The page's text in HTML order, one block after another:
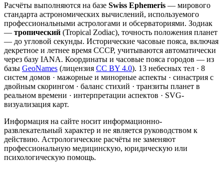
Расчёты выполняются на базе Swiss Ephemeris — мирового
стандарта астрономических вычислений, используемого
профессиональными астрологами и обсерваториями. Зодиак
— тропический (Tropical Zodiac), точность положения планет
— до угловой секунды. Исторические часовые пояса, включая
декретное и летнее время СССР, учитываются автоматически
через базу IANA. Координаты и часовые пояса городов — из
базы GeoNames (лицензия CC BY 4.0). 13 небесных тел · 8
систем домов · мажорные и минорные аспекты · синастрия с
двойным скорингом · баланс стихий · транзиты планет в
реальном времени · интерпретации аспектов · SVG-
визуализация карт.
Информация на сайте носит информационно-
развлекательный характер и не является руководством к
действию. Астрологические расчёты не заменяют
профессиональную медицинскую, юридическую или
психологическую помощь.